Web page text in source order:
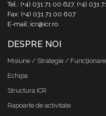
Tel.: (+4) 031 71 00 627, (+4) 031
Fax: (+4) 031 71 00 607
E-mail: icr@icr.ro
DESPRE NOI
Misiune / Strategie / Funcţionare
Echipa
Structura ICR
Rapoarte de activitate